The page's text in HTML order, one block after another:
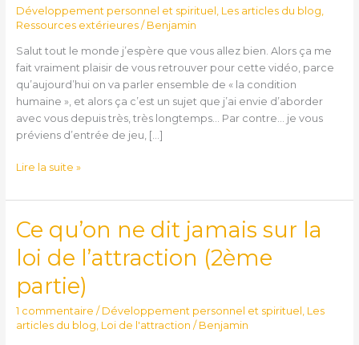
Développement personnel et spirituel Les articles du blog
Ressources extérieures/ Benjamin
Salut tout le monde j’espère que vous allez bien. Alors ça me
fait vraiment plaisir de vous retrouver pour cette vidéo, parce
qu’aujourd’hui on va parler ensemble de « la condition
humaine », et alors ça c’est un sujet que j’ai envie d’aborder
avec vous depuis très, très longtemps… Par contre… je vous
préviens d’entrée de jeu, […]
Lire la suite »
Ce qu’on ne dit jamais sur la
loi de l’attraction (2ème
partie)
1 commentaire / Développement personnel et spirituel , Les
articles du blog, Loi de l'attraction / Benjamin
Ce
qu’on
ne
jamais
sur
la